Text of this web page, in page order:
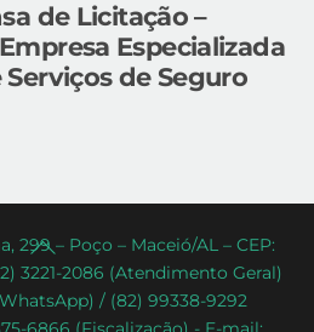
de Licitação –
Especializada
de Seguro
Back
To
Top
299 – Poço – Maceió/AL – CEP:
3221-2086 (Atendimento Geral)
/ (82) 99338-9292